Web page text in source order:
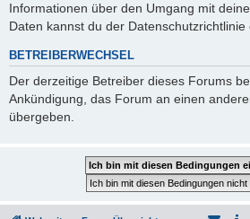
Informationen über den Umgang mit
Daten kannst du der Datenschutzrichtlinie
BETREIBERWECHSEL
Der derzeitige Betreiber dieses Forums
Ankündigung, das Forum an einen
übergeben.